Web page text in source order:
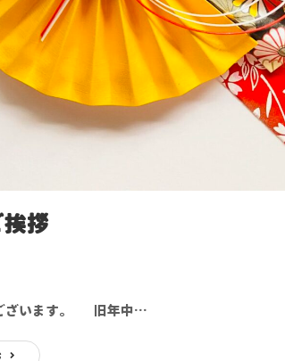
挨拶
ざいます。 旧年中…